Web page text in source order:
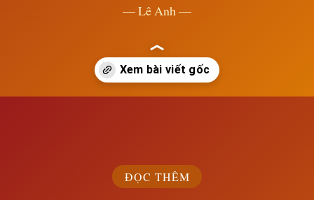
— Lê Anh —
ĐỌC THÊM